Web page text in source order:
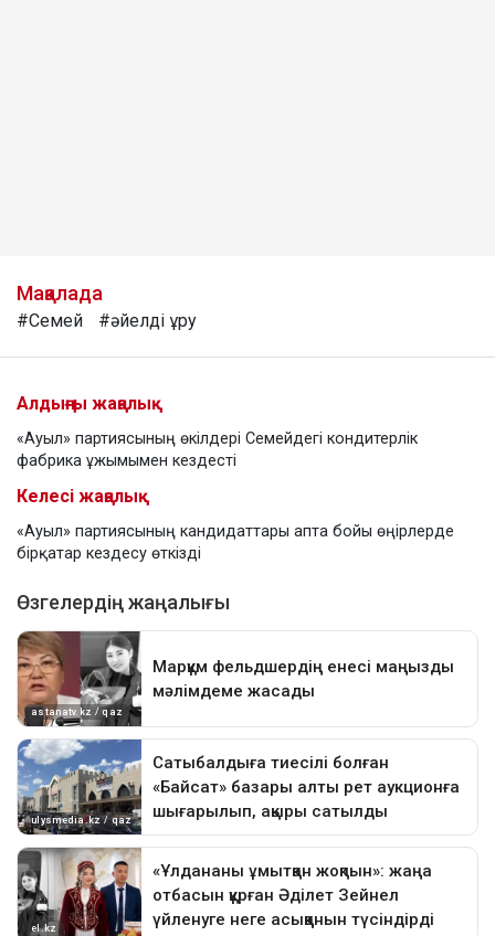
Мақалада
#Семей #әйелді ұру
Алдыңғы жаңалық
«Ауыл» партиясының өкілдері Семейдегі кондитерлік
фабрика ұжымымен кездесті
Келесі жаңалық
«Ауыл» партиясының кандидаттары апта бойы өңірлерде
бірқатар кездесу өткізді